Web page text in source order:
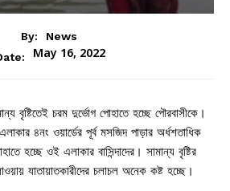
By:
News
May 16, 2022
বৃষ্টিতেই চরম দুর্ভোগ পোহাতে হচ্ছে পৌরবাসীকে।
৪নং ওয়ার্ডের পূর্ব মসজিদ পাড়ার অর্ধশতাধিক
হচ্ছে ওই এলাকার বাসিন্দাদের। সামান্য বৃষ্টির
যাতায়াতকারীদের চলাচল অনেক কষ্ট হচ্ছে।